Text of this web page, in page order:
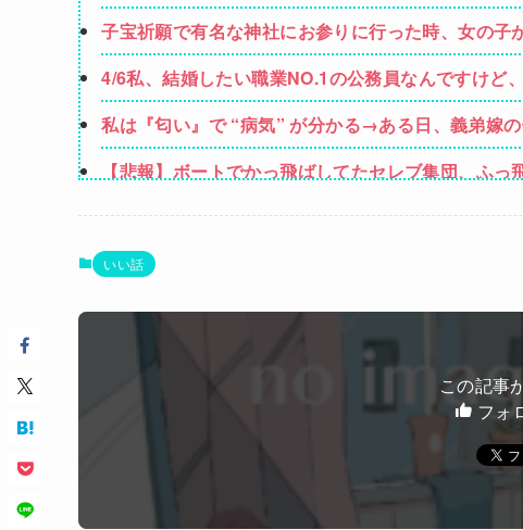
子宝祈願で有名な神社にお参りに行った時、女の
しばらくしてお礼も兼ねて石を返しに行こうと思
4/6私、結婚したい職業NO.1の公務員なんですけど
強いてあげるとすれば母のせいかもしれない。嫁
私は『匂い』で “病気” が分かる→ある日、義弟嫁
ンではないか」と伝えたら怒って絶縁、その結果・
【悲報】ボートでかっ飛ばしてたセレブ集団、ふっ
【画像】山ガールさん、山でラーメンを食べたらお
夫さん、妻に「天井のシミ数えてれば終わるでな
【悲報】高市早苗に逆らった財務官僚、異例の左遷
女性「レイプされました」検事「嘘では？」女性「
いい話
この記事
フォ